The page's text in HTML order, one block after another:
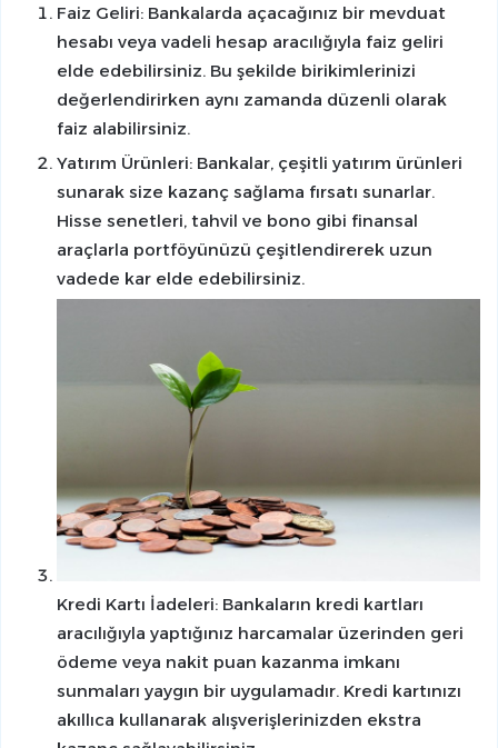
Faiz Geliri: Bankalarda açacağınız bir mevduat
hesabı veya vadeli hesap aracılığıyla faiz geliri
elde edebilirsiniz. Bu şekilde birikimlerinizi
değerlendirirken aynı zamanda düzenli olarak
faiz alabilirsiniz.
Yatırım Ürünleri: Bankalar, çeşitli yatırım ürünleri
sunarak size kazanç sağlama fırsatı sunarlar.
Hisse senetleri, tahvil ve bono gibi finansal
araçlarla portföyünüzü çeşitlendirerek uzun
vadede kar elde edebilirsiniz.
Kredi Kartı İadeleri: Bankaların kredi kartları
aracılığıyla yaptığınız harcamalar üzerinden geri
ödeme veya nakit puan kazanma imkanı
sunmaları yaygın bir uygulamadır. Kredi kartınızı
akıllıca kullanarak alışverişlerinizden ekstra